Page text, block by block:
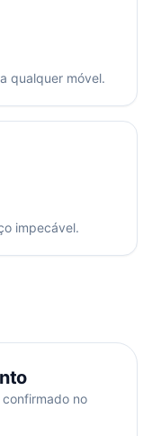
qualquer móvel.
impecável.
no